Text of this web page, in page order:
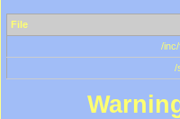
File
/
/